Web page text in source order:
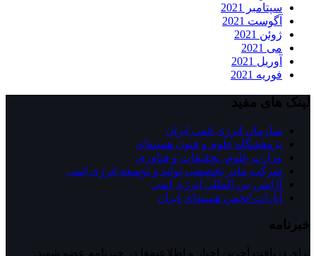
سپتامبر 2021
آگوست 2021
ژوئن 2021
می 2021
آوریل 2021
فوریه 2021
لینک های مفید
سازمان انرژی اتمی ایران
پژوهشگاه علوم و فنون هسته‌ای
وزارت علوم، تحقیقات و فناوری
شرکت مادر تخصصی تولید و توسعه انرژی اتمی
آژانس بین المللی انرژی اتمی
آپارات انجمن هسته‌ای ايران
خبرنامه
برای دریافت آخرین اخبار و اطلاعیه‌ها در خبرنامه عضو شوید.